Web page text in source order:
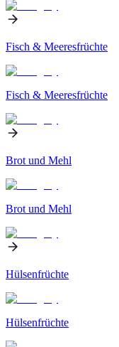
Fisch & Meeresfrüchte
Fisch & Meeresfrüchte
Brot und Mehl
Brot und Mehl
Hülsenfrüchte
Hülsenfrüchte